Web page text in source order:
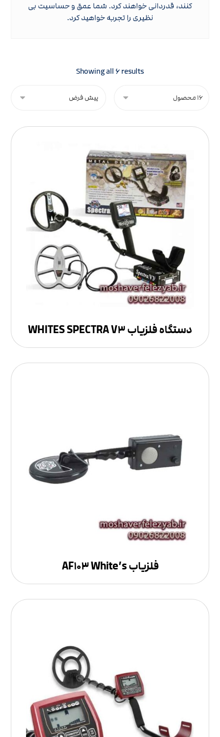
کنند، قدردانی خواهند کرد. شما عمق و حساسیت بی
نظیری را تجربه خواهید کرد.
Showing all ۶ results
دستگاه فلزیاب WHITES SPECTRA V۳
فلزیاب AF۱۰۳ White’s